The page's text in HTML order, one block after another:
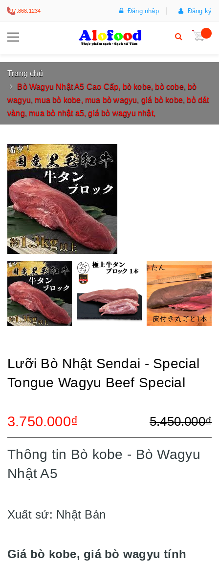
097.868.1234 Đăng nhập Đăng ký
Trang chủ
Bò Wagyu Nhật A5 Cao Cấp, bò kobe, bò cobe, bò
wagyu, mua bò kobe, mua bò wagyu, giá bò kobe, bò dát
vàng, mua bò nhật a5, giá bò wagyu nhật,
Lưỡi Bò Nhật Sendai - Special
Tongue Wagyu Beef Special
3.750.000₫ 5.450.000₫
Thông tin Bò kobe - Bò Wagyu
Nhật A5
Xuất sứ: Nhật Bản
Giá bò kobe, giá bò wagyu tính